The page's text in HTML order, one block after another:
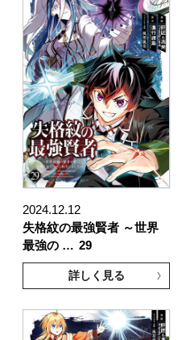
2024.12.12
失格紋の最強賢者 ～世界
最強の … 29
詳しく見る